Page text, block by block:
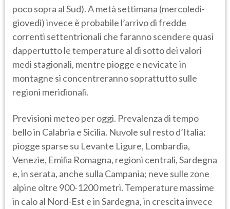
poco sopra al Sud). A metà settimana (mercoledì-
giovedì) invece è probabile l’arrivo di fredde
correnti settentrionali che faranno scendere quasi
dappertutto le temperature al di sotto dei valori
medi stagionali, mentre piogge e nevicate in
montagne si concentreranno soprattutto sulle
regioni meridionali.
Previsioni meteo per oggi. Prevalenza di tempo
bello in Calabria e Sicilia. Nuvole sul resto d’Italia:
piogge sparse su Levante Ligure, Lombardia,
Venezie, Emilia Romagna, regioni centrali, Sardegna
e, in serata, anche sulla Campania; neve sulle zone
alpine oltre 900-1200 metri. Temperature massime
in calo al Nord-Est e in Sardegna, in crescita invece